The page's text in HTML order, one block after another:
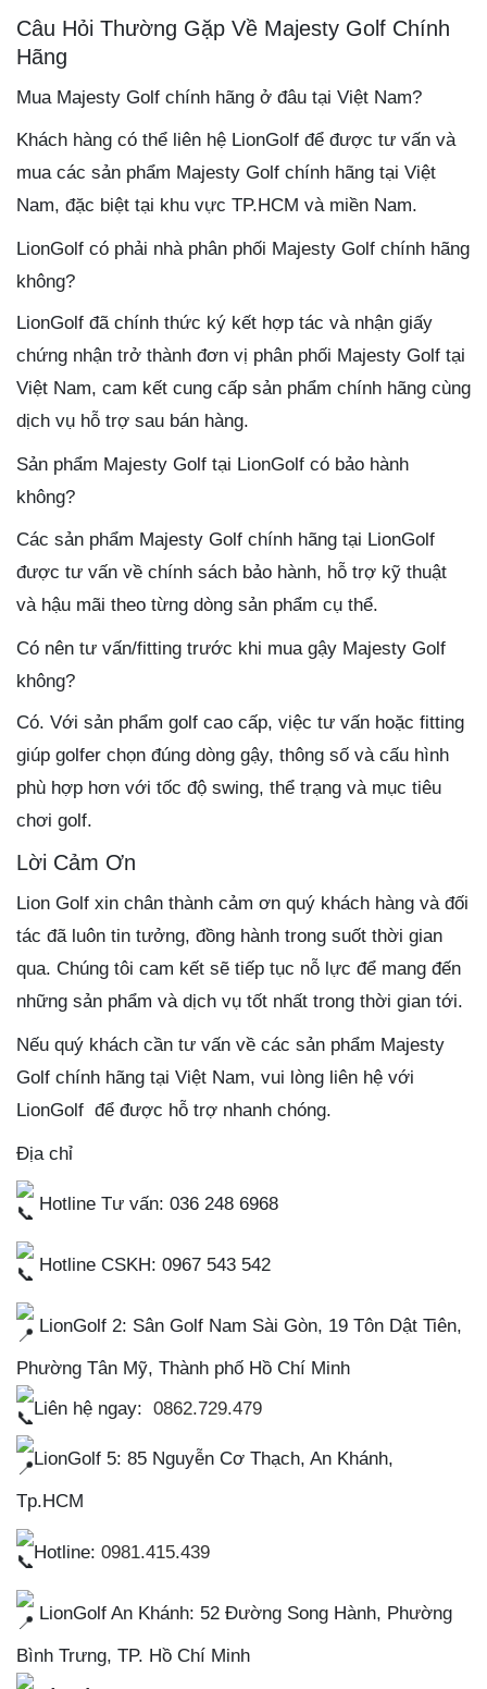
Câu Hỏi Thường Gặp Về Majesty Golf Chính
Hãng
Mua Majesty Golf chính hãng ở đâu tại Việt Nam?
Khách hàng có thể liên hệ LionGolf để được tư vấn và
mua các sản phẩm Majesty Golf chính hãng tại Việt
Nam, đặc biệt tại khu vực TP.HCM và miền Nam.
LionGolf có phải nhà phân phối Majesty Golf chính hãng
không?
LionGolf đã chính thức ký kết hợp tác và nhận giấy
chứng nhận trở thành đơn vị phân phối Majesty Golf tại
Việt Nam, cam kết cung cấp sản phẩm chính hãng cùng
dịch vụ hỗ trợ sau bán hàng.
Sản phẩm Majesty Golf tại LionGolf có bảo hành
không?
Các sản phẩm Majesty Golf chính hãng tại LionGolf
được tư vấn về chính sách bảo hành, hỗ trợ kỹ thuật
và hậu mãi theo từng dòng sản phẩm cụ thể.
Có nên tư vấn/fitting trước khi mua gậy Majesty Golf
không?
Có. Với sản phẩm golf cao cấp, việc tư vấn hoặc fitting
giúp golfer chọn đúng dòng gậy, thông số và cấu hình
phù hợp hơn với tốc độ swing, thể trạng và mục tiêu
chơi golf.
Lời Cảm Ơn
Lion Golf xin chân thành cảm ơn quý khách hàng và đối
tác đã luôn tin tưởng, đồng hành trong suốt thời gian
qua. Chúng tôi cam kết sẽ tiếp tục nỗ lực để mang đến
những sản phẩm và dịch vụ tốt nhất trong thời gian tới.
Nếu quý khách cần tư vấn về các sản phẩm Majesty
Golf chính hãng tại Việt Nam, vui lòng liên hệ với
LionGolf để được hỗ trợ nhanh chóng.
Địa chỉ
Hotline Tư vấn: 036 248 6968
Hotline CSKH: 0967 543 542
LionGolf 2: Sân Golf Nam Sài Gòn, 19 Tôn Dật Tiên,
Phường Tân Mỹ, Thành phố Hồ Chí Minh
Liên hệ ngay: 0862.729.479
LionGolf 5: 85 Nguyễn Cơ Thạch, An Khánh,
Tp.HCM
Hotline: 0981.415.439
LionGolf An Khánh: 52 Đường Song Hành, Phường
Bình Trưng, TP. Hồ Chí Minh